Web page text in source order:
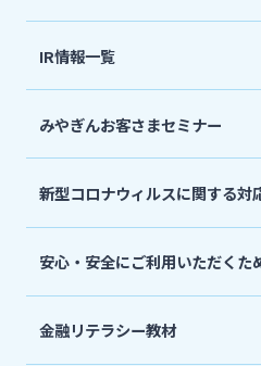
ニュースリリース一覧
採用情報
IR情報一覧
みやぎんお客さまセミナー
新型コロナウィルスに関する対
安心・安全にご利用いただくた
金融リテラシー教材